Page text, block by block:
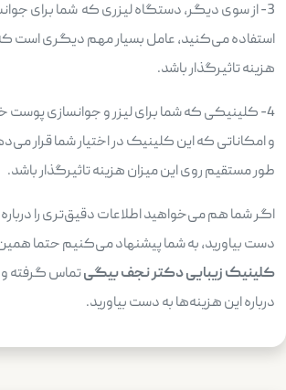
3- از سوی دیگر، دستگاه لیزری که شما برای
استفاده می‌کنید، عامل بسیار مهم دیگری است
هزینه تاثیرگذار باشد.
4- کلینیکی که شما برای لیزر و جوانسازی
و امکاناتی که این کلینیک در اختیار شما قرار
طور مستقیم روی این میزان هزینه تاثیرگذار باشد.
اگر شما هم می‌خواهید اطلاعات دقیق‌تری را درباره
دست بیاورید، به شما پیشنهاد می‌کنیم حتما همین
کلینیک زیبایی دکتر نجف بیگیتماس گرفته و
درباره این هزینه‌ها به دست بیاورید.